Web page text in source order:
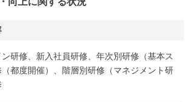
研修、新入社員研修、年次別研修（基本ス
都度開催）、階層別研修（マネジメント研